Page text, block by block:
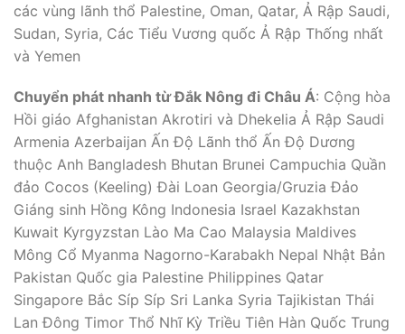
các vùng lãnh thổ Palestine, Oman, Qatar, Ả Rập Saudi,
Sudan, Syria, Các Tiểu Vương quốc Ả Rập Thống nhất
và Yemen
Chuyển phát nhanh từ Đắk Nông đi Châu Á: Cộng hòa
Hồi giáo Afghanistan Akrotiri và Dhekelia Ả Rập Saudi
Armenia Azerbaijan Ấn Độ Lãnh thổ Ấn Độ Dương
thuộc Anh Bangladesh Bhutan Brunei Campuchia Quần
đảo Cocos (Keeling) Đài Loan Georgia/Gruzia Đảo
Giáng sinh Hồng Kông Indonesia Israel Kazakhstan
Kuwait Kyrgyzstan Lào Ma Cao Malaysia Maldives
Mông Cổ Myanma Nagorno-Karabakh Nepal Nhật Bản
Pakistan Quốc gia Palestine Philippines Qatar
Singapore Bắc Síp Síp Sri Lanka Syria Tajikistan Thái
Lan Đông Timor Thổ Nhĩ Kỳ Triều Tiên Hàn Quốc Trung